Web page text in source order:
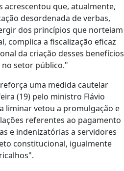
acrescentou que, atualmente,
desordenada de verbas,
dos princípios que norteiam
complica a fiscalização eficaz
da criação desses benefícios
no setor público."
uma medida cautelar
(19) pelo ministro Flávio
liminar vetou a promulgação e
referentes ao pagamento
e indenizatórias a servidores
constitucional, igualmente